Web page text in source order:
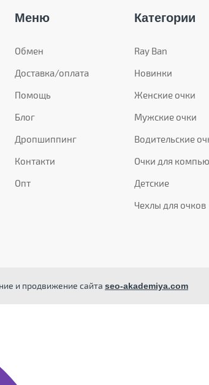
Меню
Обмен
Доставка/оплата
Помощь
Блог
Дропшиппинг
Контакти
Опт
Категории
Ray Ban
Новинки
Женские очки
Мужские очки
Водительские
Очки для
Детские
Чехлы для очков
и продвижение сайта seo-akademiya.com